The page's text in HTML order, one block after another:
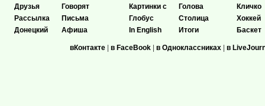
Друзья
Рассылка
Донецкий
Говорят
Письма
Афиша
Картинки с
Глобус
In English
Голова
Столица
Итоги
Кличко
Хоккей
Баскет
вКонтакте в FaceBook в Одноклассниках в